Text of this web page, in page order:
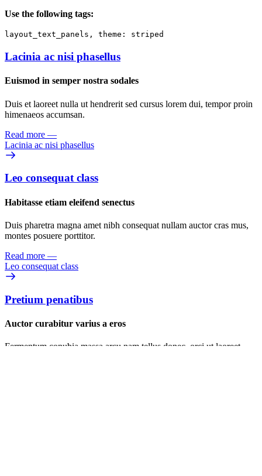
Use the following tags:
layout_text_panels, theme: striped
Lacinia ac nisi phasellus
Euismod in semper nostra sodales
Duis et laoreet nulla ut hendrerit sed cursus lorem dui, tempor proin
himenaeos accumsan.
Read more —
Lacinia ac nisi phasellus
Leo consequat class
Habitasse etiam eleifend senectus
Duis pharetra magna amet nibh consequat nullam auctor cras mus,
montes posuere porttitor.
Read more —
Leo consequat class
Pretium penatibus
Auctor curabitur varius a eros
Fermentum conubia massa arcu nam tellus donec, orci ut laoreet